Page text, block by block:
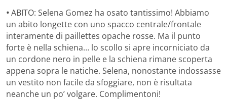
•ABITO: Selena Gomez ha osato tantissimo! Abbiamo
un abito longette con uno spacco centrale/frontale
interamente di paillettes opache rosse. Ma il punto
forte è nella schiena… lo scollo si apre incorniciato da
un cordone nero in pelle e la schiena rimane scoperta
appena sopra le natiche. Selena, nonostante indossasse
un vestito non facile da sfoggiare, non è risultata
neanche un po’ volgare. Complimentoni!